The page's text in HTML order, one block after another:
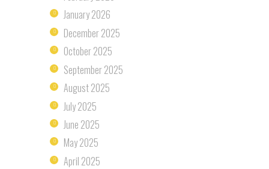
January2026
December2025
October2025
September2025
August2025
July2025
June 2025
May2025
April 2025